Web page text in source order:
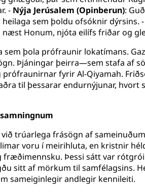
- Nýja Jerúsalem (Opinberun):
sem þoldu ofsóknir dýrsins. -
Honum, njóta eilífs friðar og
þola prófraunir lokatímans.
Þjáningar þeirra—sem stafa af
fyrir Al-Qiyamah.
til þessarar endurnýjunar, hvort
trúarlega frásögn af
voru í meirihluta, en kristnir
Þessi sátt var
sitt af mörkum til samfélagsins.
sameiginlegir andlegir kennileiti.